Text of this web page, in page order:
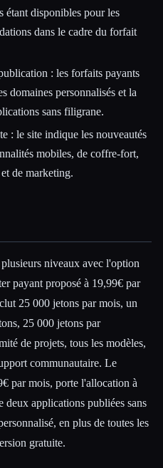
étant disponibles pour les
dans le cadre du forfait
: les forfaits payants
domaines personnalisés et la
sans filigrane.
: le site indique les nouveautés
mobiles, de coffre-fort,
de marketing.
niveaux avec l'option
payant proposé à 19,99€ par
25 000 jetons par mois, un
25 000 jetons par
de projets, tous les modèles,
communautaire. Le
par mois, porte l'allocation à
deux applications publiées sans
en plus de toutes les
gratuite.